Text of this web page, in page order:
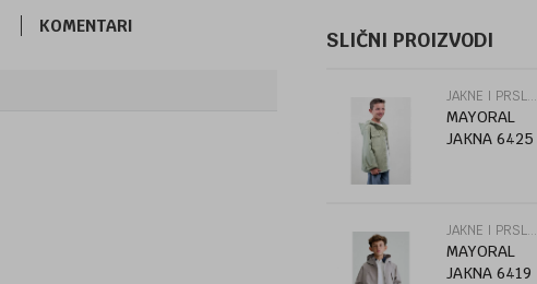
KOMENTARI
SLIČNI PROIZVODI
JAKNE I PRSLUCI
MAYORAL
JAKNA 6425
JAKNE I PRSLUCI
MAYORAL
JAKNA 6419